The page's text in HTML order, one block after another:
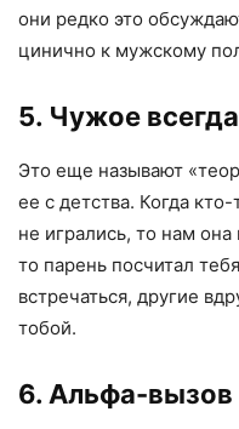
они редко это
цинично к мужскому
5. Чужое
Это еще называют
ее с детства. Когда
не игрались, то нам
то парень посчитал
встречаться, другие
тобой.
6. Альфа-вызов